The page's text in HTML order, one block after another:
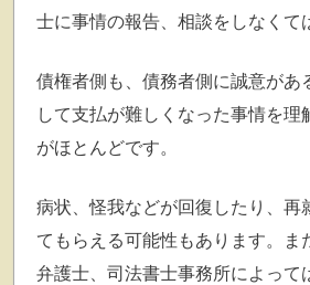
士に事情の報告、相談をしなくて
債権者側も、債務者側に誠意があ
して支払が難しくなった事情を理
がほとんどです。
病状、怪我などが回復したり、再
てもらえる可能性もあります。ま
弁護士、司法書士事務所によって